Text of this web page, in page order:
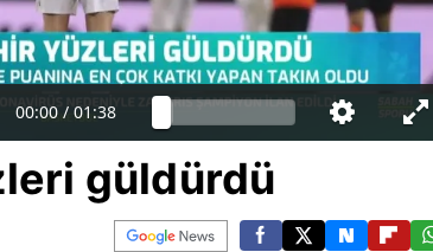
00:00 / 01:38
güldürdü